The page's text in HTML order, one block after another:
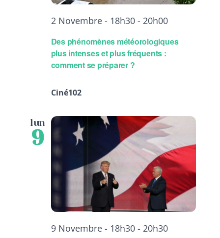
Des phénomènes météorologiques
plus intenses et plus fréquents :
comment se préparer ?
2 Novembre - 18h30- 20h00
Ciné102
lun
9
9 Novembre - 18h30- 20h30